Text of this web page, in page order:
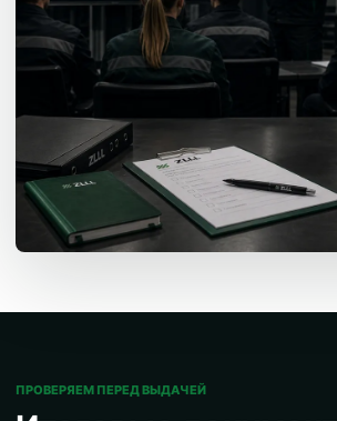
ПРОВЕРЯЕМ ПЕРЕД ВЫДАЧЕЙ